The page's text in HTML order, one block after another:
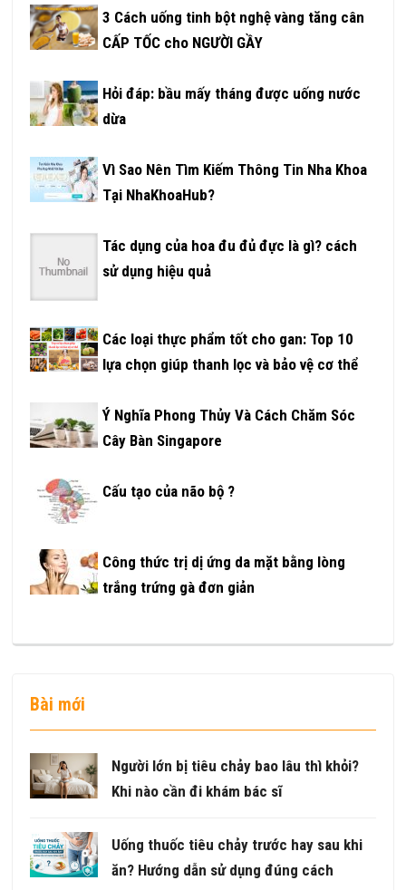
3 Cách uống tinh bột nghệ vàng tăng cân
CẤP TỐC cho NGƯỜI GẦY
Hỏi đáp: bầu mấy tháng được uống nước
dừa
Vì Sao Nên Tìm Kiếm Thông Tin Nha Khoa
Tại NhaKhoaHub?
Tác dụng của hoa đu đủ đực là gì? cách
sử dụng hiệu quả
Các loại thực phẩm tốt cho gan: Top 10
lựa chọn giúp thanh lọc và bảo vệ cơ thể
Ý Nghĩa Phong Thủy Và Cách Chăm Sóc
Cây Bàn Singapore
Cấu tạo của não bộ ?
Công thức trị dị ứng da mặt bằng lòng
trắng trứng gà đơn giản
Bài mới
Người lớn bị tiêu chảy bao lâu thì khỏi?
Khi nào cần đi khám bác sĩ
Uống thuốc tiêu chảy trước hay sau khi
ăn? Hướng dẫn sử dụng đúng cách